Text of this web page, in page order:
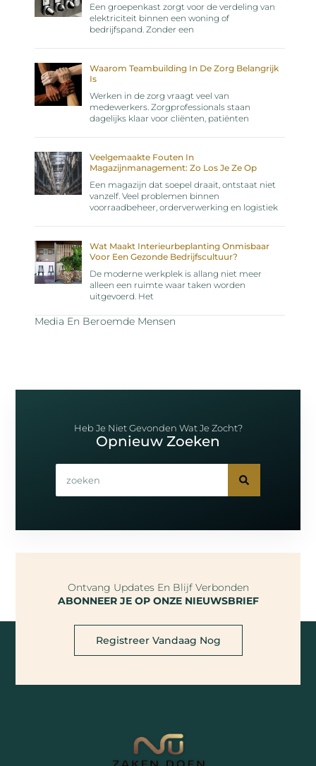
Een groepenkast zorgt voor de verdeling van
elektriciteit binnen een woning of
bedrijfspand. Zonder een
Waarom Teambuilding In De Zorg Belangrijk
Is
Werken in de zorg vraagt veel van
medewerkers. Zorgprofessionals staan
dagelijks klaar voor cliënten, patiënten
Veelgemaakte Fouten In
Magazijnmanagement: Zo Los Je Ze Op
Een magazijn dat soepel draait, ontstaat niet
vanzelf. Veel problemen binnen
voorraadbeheer, orderverwerking en logistiek
Wat Maakt Interieurbeplanting Onmisbaar
Voor Een Gezonde Bedrijfscultuur?
De moderne werkplek is allang niet meer
alleen een ruimte waar taken worden
uitgevoerd. Het
Media En Beroemde Mensen
Heb Je Niet Gevonden Wat Je Zocht?
Opnieuw Zoeken
Ontvang Updates En Blijf Verbonden
ABONNEER JE OP ONZE NIEUWSBRIEF
Registreer Vandaag Nog